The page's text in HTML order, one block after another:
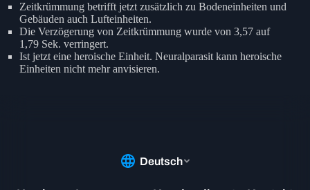
Zeitkrümmung betrifft jetzt zusätzlich zu Bodeneinheiten und
Gebäuden auch Lufteinheiten.
Die Verzögerung von Zeitkrümmung wurde von 3,57 auf
1,79 Sek. verringert.
Ist jetzt eine heroische Einheit. Neuralparasit kann heroische
Einheiten nicht mehr anvisieren.